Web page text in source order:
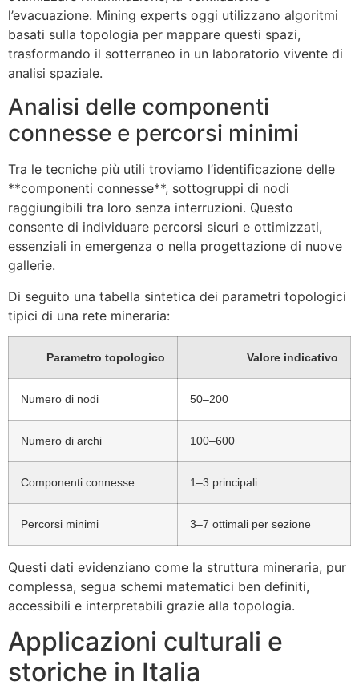
l’evacuazione. Mining experts oggi utilizzano algoritmi
basati sulla topologia per mappare questi spazi,
trasformando il sotterraneo in un laboratorio vivente di
analisi spaziale.
Analisi delle componenti
connesse e percorsi minimi
Tra le tecniche più utili troviamo l’identificazione delle
**componenti connesse**, sottogruppi di nodi
raggiungibili tra loro senza interruzioni. Questo
consente di individuare percorsi sicuri e ottimizzati,
essenziali in emergenza o nella progettazione di nuove
gallerie.
Di seguito una tabella sintetica dei parametri topologici
tipici di una rete mineraria:
Parametro topologico Valore indicativo
Numero di nodi 50–200
Numero di archi 100–600
Componenti connesse 1–3 principali
Percorsi minimi 3–7 ottimali per sezione
Questi dati evidenziano come la struttura mineraria, pur
complessa, segua schemi matematici ben definiti,
accessibili e interpretabili grazie alla topologia.
Applicazioni culturali e
storiche in Italia